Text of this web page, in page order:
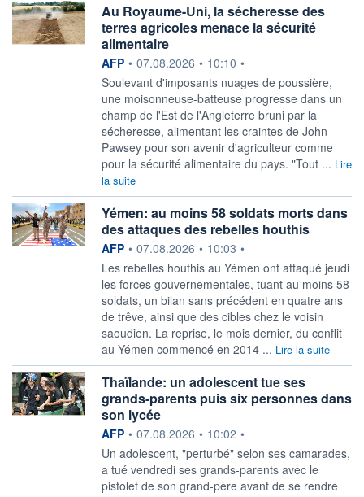
Au Royaume-Uni, la sécheresse des
terres agricoles menace la sécurité
alimentaire
information fournie par
AFP • 07.08.2026 • 10:10 •
Soulevant d'imposants nuages de poussière,
une moisonneuse-batteuse progresse dans un
champ de l'Est de l'Angleterre bruni par la
sécheresse, alimentant les craintes de John
Pawsey pour son avenir d'agriculteur comme
pour la sécurité alimentaire du pays. "Tout ... Lire
la suite
Yémen: au moins 58 soldats morts dans
des attaques des rebelles houthis
information fournie par
AFP • 07.08.2026 • 10:03 •
Les rebelles houthis au Yémen ont attaqué jeudi
les forces gouvernementales, tuant au moins 58
soldats, un bilan sans précédent en quatre ans
de trêve, ainsi que des cibles chez le voisin
saoudien. La reprise, le mois dernier, du conflit
au Yémen commencé en 2014 ... Lire la suite
Thaïlande: un adolescent tue ses
grands-parents puis six personnes dans
son lycée
information fournie par
AFP • 07.08.2026 • 10:02 •
Un adolescent, "perturbé" selon ses camarades,
a tué vendredi ses grands-parents avec le
pistolet de son grand-père avant de se rendre